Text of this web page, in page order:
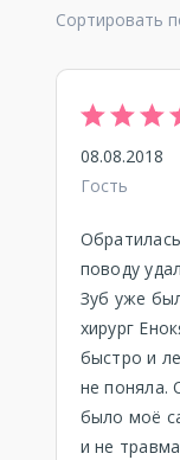
Сортировать
08.08.2018
Гость
поводу
Зуб уже
хирург
быстро и
не поняла.
было моё
и не